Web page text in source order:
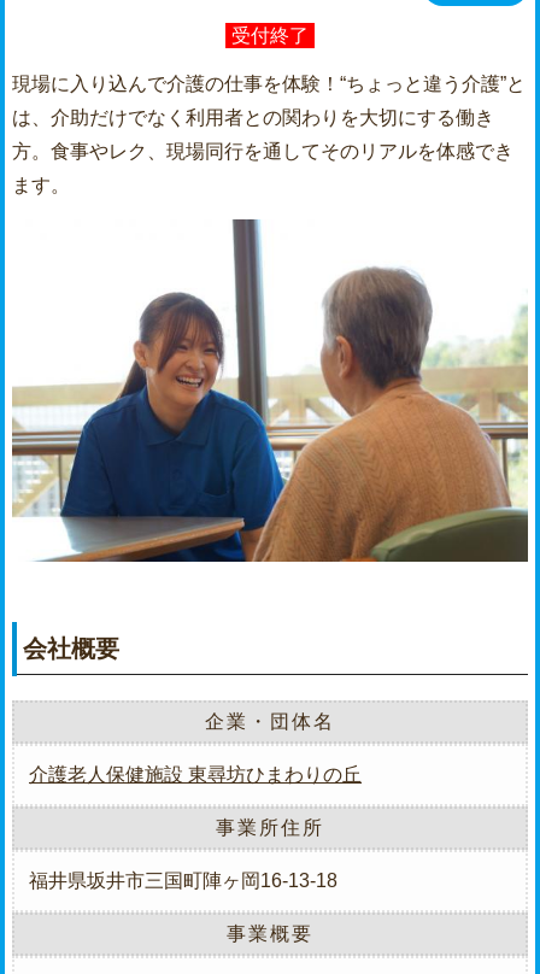
受付終了
現場に⼊り込んで介護の仕事を体験！“ちょっと違う介護”と
は、介助だけでなく利⽤者との関わりを⼤切にする働き
⽅。⾷事やレク、現場同⾏を通してそのリアルを体感でき
ます。
会社概要
企業・団体名
介護老人保健施設 東尋坊ひまわりの丘
事業所住所
福井県坂井市三国町陣ヶ岡16-13-18
事業概要